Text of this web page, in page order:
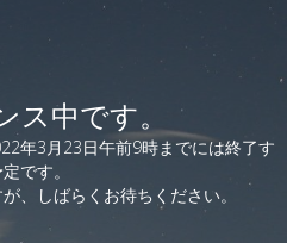
ス中です。
年3月23日午前9時までには終了す
です。
、しばらくお待ちください。